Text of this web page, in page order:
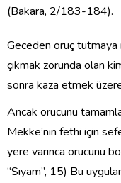
(Bakara, 2/183-184).
Geceden oruç
çıkmak zorunda olan
sonra kaza etmek
Ancak orucunu
Mekke’nin fethi için
yere varınca orucunu
“Sıyam”, 15) Bu